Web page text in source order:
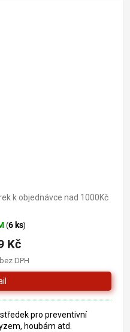
k objednávce nad 1000Kč
(6 ks)
DPH
Kč
pro preventivní
houbám atd.